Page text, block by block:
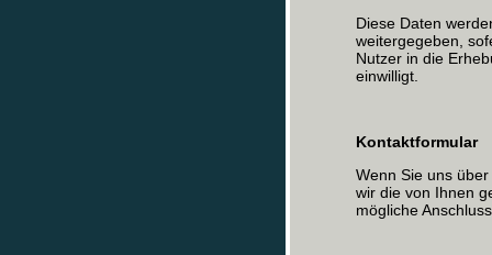
Diese Daten
weitergegeben,
Nutzer in die
einwilligt.
Kontaktformular
Wenn Sie uns
wir die von Ihnen
mögliche